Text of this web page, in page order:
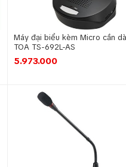
Máy đại biểu kèm Micro cần
TOA TS-692L-AS
5.973.000